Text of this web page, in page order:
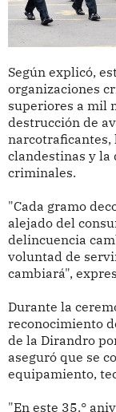
Según explicó,
organizaciones
superiores a mil
destrucción de
clandestinas y la
criminales.
"Cada gramo
alejado del
delincuencia
voluntad de
cambiará",
Durante la
reconocimiento
de la Dirandro
aseguró que se
equipamiento,
"En este 35.°